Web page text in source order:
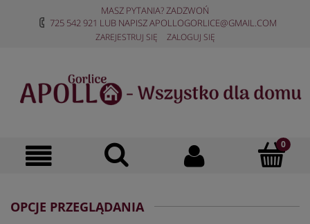
MASZ PYTANIA? ZADZWOŃ
725 542 921 LUB NAPISZAPOLLOGORLICE@GMAIL.COM
ZAREJESTRUJ SIĘ ZALOGUJ SIĘ
OPCJE PRZEGLĄDANIA